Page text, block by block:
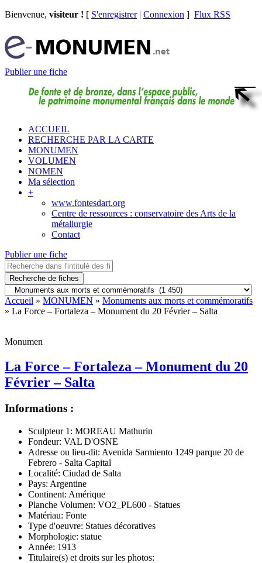
Bienvenue, visiteur ! [ S'enregistrer| Connexion ] Flux RSS
Publier une fiche
ACCUEIL
RECHERCHE PAR LA CARTE
MONUMEN
VOLUMEN
NOMEN
Ma sélection
+
www.fontesdart.org
Centre de ressources : conservatoire des Arts de la
métallurgie
Contact
Publier une fiche
Recherche de fiches
Accueil » MONUMEN » Monuments aux morts et commémoratifs
» La Force – Fortaleza – Monument du 20 Février – Salta
Monumen
La Force – Fortaleza – Monument du 20
Février – Salta
Informations :
Sculpteur 1: MOREAU Mathurin
Fondeur: VAL D'OSNE
Adresse ou lieu-dit: Avenida Sarmiento 1249 parque 20 de
Febrero - Salta Capital
Localité: Ciudad de Salta
Pays: Argentine
Continent: Amérique
Planche Volumen: VO2_PL600 - Statues
Matériau: Fonte
Type d'oeuvre: Statues décoratives
Morphologie: statue
Année: 1913
Titulaire(s) et droits sur les photos: